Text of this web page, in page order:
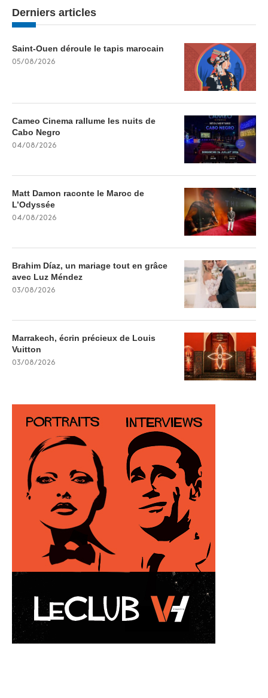
Derniers articles
Saint-Ouen déroule le tapis marocain
05/08/2026
Cameo Cinema rallume les nuits de
Cabo Negro
04/08/2026
Matt Damon raconte le Maroc de
L’Odyssée
04/08/2026
Brahim Díaz, un mariage tout en grâce
avec Luz Méndez
03/08/2026
Marrakech, écrin précieux de Louis
Vuitton
03/08/2026